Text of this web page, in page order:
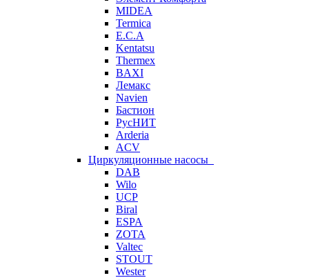
MIDEA
Termica
E.C.A
Kentatsu
Thermex
BAXI
Лемакс
Navien
Бастион
РусНИТ
Arderia
ACV
Циркуляционные насосы
DAB
Wilo
UCP
Biral
ESPA
ZOTA
Valtec
STOUT
Wester